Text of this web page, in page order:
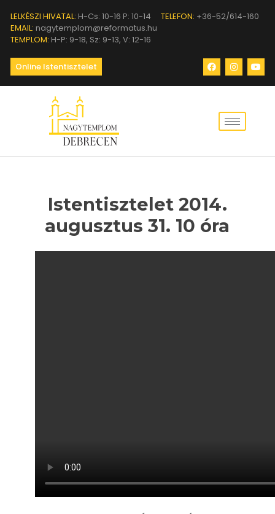
LELKÉSZI HIVATAL: H-Cs: 10-16 P: 10-14 TELEFON: +36-52/614-160
EMAIL: nagytemplom@reformatus.hu
TEMPLOM: H-P: 9-18, Sz: 9-13, V: 12-16
Online Istentisztelet
Istentisztelet 2014.
augusztus 31. 10 óra